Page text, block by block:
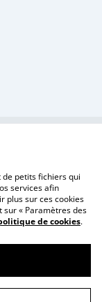
cookies
de petits fichiers qui
services afin
plus sur ces cookies
« Paramètres des
de cookies.